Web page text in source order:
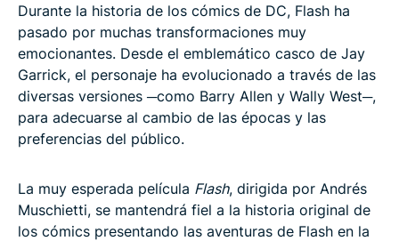
Durante la historia de los cómics de DC, Flash ha
pasado por muchas transformaciones muy
emocionantes. Desde el emblemático casco de Jay
Garrick, el personaje ha evolucionado a través de las
diversas versiones ─como Barry Allen y Wally West─,
para adecuarse al cambio de las épocas y las
preferencias del público.
La muy esperada película Flash, dirigida por Andrés
Muschietti, se mantendrá fiel a la historia original de
los cómics presentando las aventuras de Flash en la